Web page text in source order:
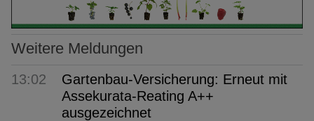
Weitere Meldungen
13:02
Gartenbau-Versicherung: Erneut mit
Assekurata-Reating A++
ausgezeichnet